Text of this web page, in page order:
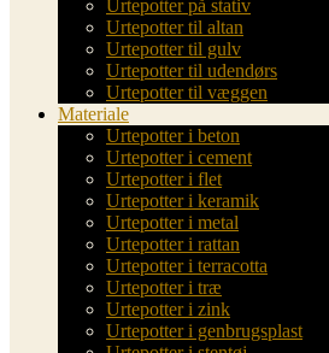
Urtepotter på stativ
Urtepotter til altan
Urtepotter til gulv
Urtepotter til udendørs
Urtepotter til væggen
Materiale
Urtepotter i beton
Urtepotter i cement
Urtepotter i flet
Urtepotter i keramik
Urtepotter i metal
Urtepotter i rattan
Urtepotter i terracotta
Urtepotter i træ
Urtepotter i zink
Urtepotter i genbrugsplast